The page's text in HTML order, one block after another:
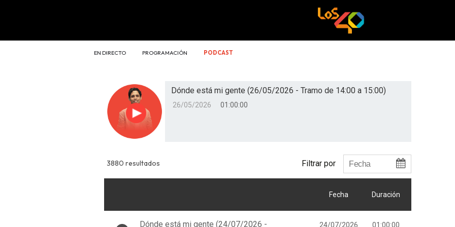
EN DIRECTO PROGRAMACIÓN PODCAST
Reproducir
Dónde está mi gente (26/05/2026 - Tramo de 14:00 a 15:00)
26/05/2026 01:00:00
3880 resultados Filtrar por
Fecha Duración
Dónde está mi gente (24/07/2026 -
24/07/2026 01:00:00